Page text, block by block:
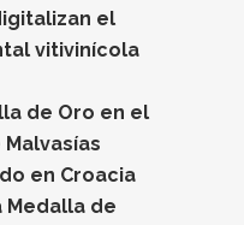
el
vitivinícola
de Oro en el
en Croacia
Medalla de